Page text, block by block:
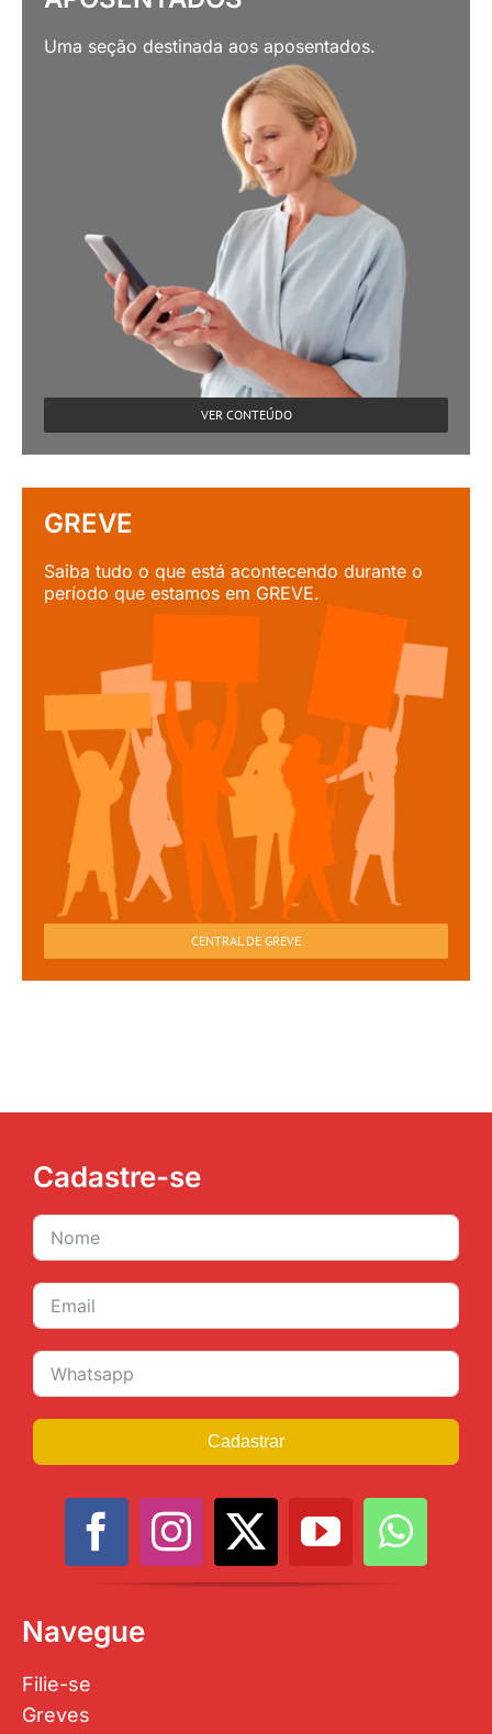
Uma seção destinada aos aposentados.
VER CONTEÚDO
GREVE
Saiba tudo o que está acontecendo durante o
período que estamos em GREVE.
CENTRAL DE GREVE
Cadastre-se
Cadastrar
Navegue
Filie-se
Greves